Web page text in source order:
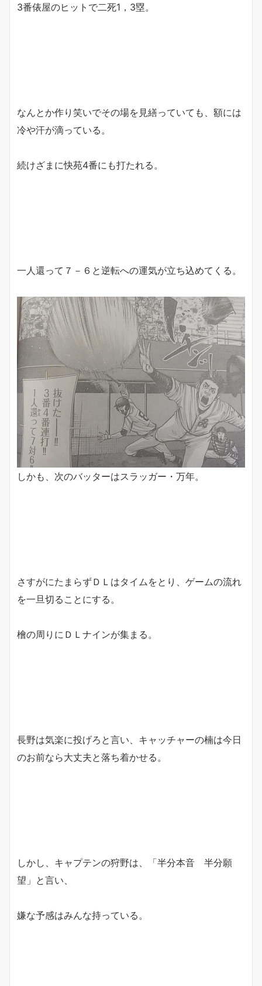
3番俵屋のヒットで二死1，3塁。
なんとか作り笑いでその場を見繕っていても、額には
冷や汗が滴っている。
続けざまに快苑4番にも打たれる。
一人還って７－６と逆転への運気が立ち込めてくる。
しかも、次のバッターはスラッガー・万年。
さすがにたまらずＤＬはタイムをとり、ゲームの流れ
を一旦切ることにする。
檜の周りにＤＬナインが集まる。
長野は気楽に投げろと言い、キャッチャーの楠は今日
のお前なら大丈夫と落ち着かせる。
しかし、キャプテンの狩野は、「半分本音 半分願
望」と言い、
嫌な予感はみんな持っている。